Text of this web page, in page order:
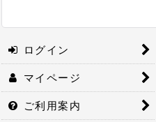
ログイン
マイページ
ご利用案内